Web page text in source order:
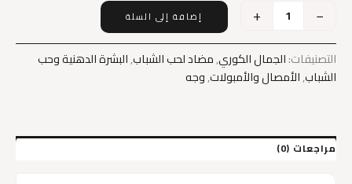
−
كمية
ABIB
7.325
AZELAIC
ACID
MOSS
0.325%
+ إضافة إلى السلة
التصنيفات:الجمال الكوري,مضاد لحب الشباب,البشرة الدهنية وحب
الشباب,الأمصال والأمبولات,وجه
مراجعات (0)